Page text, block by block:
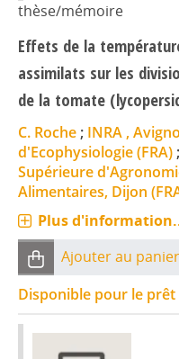
thèse/mémoire
Effets de la
assimilats sur les
de la tomate
C. Roche; INRA ,
d'Ecophysiologie (FRA);
Supérieure
Alimentaires, Dijon
Plus
Ajouter au panier
Disponible pour le prêt